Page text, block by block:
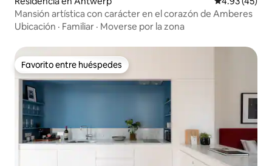
Mansión artística con carácter en el corazón de Amberes
Ubicación · Familiar · Moverse por la zona
Favorito entre huéspedes
Favorito entre huéspedes